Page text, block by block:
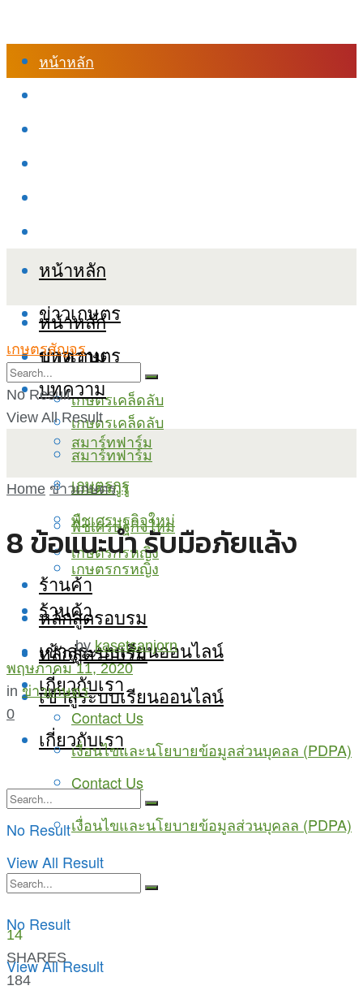
หน้าหลัก
หน้าหลัก
ข่าวเกษตร
บทความ
เกษตรเคล็ดลับ
สมาร์ทฟาร์ม
เกษตรกูรู
พืชเศรษฐกิจใหม่
เกษตรกรหญิง
ร้านค้า
หลักสูตรอบรม
เข้าสู่ระบบเรียนออนไลน์
เกี่ยวกับเรา
Contact Us
เงื่อนไขและนโยบายข้อมูลส่วนบุคลล (PDPA)
No Result
View All Result
หน้าหลัก
ข่าวเกษตร
บทความ
เกษตรเคล็ดลับ
สมาร์ทฟาร์ม
เกษตรกูรู
พืชเศรษฐกิจใหม่
เกษตรกรหญิง
ร้านค้า
หลักสูตรอบรม
เข้าสู่ระบบเรียนออนไลน์
เกี่ยวกับเรา
Contact Us
เงื่อนไขและนโยบายข้อมูลส่วนบุคลล (PDPA)
No Result
View All Result
เกษตรสัญจร
No Result
View All Result
Home ข่าวเกษตร
8 ข้อแนะนำ รับมือภัยแล้ง
by kasetsanjorn
พฤษภาคม 11, 2020
in ข่าวเกษตร
0
14
SHARES
184